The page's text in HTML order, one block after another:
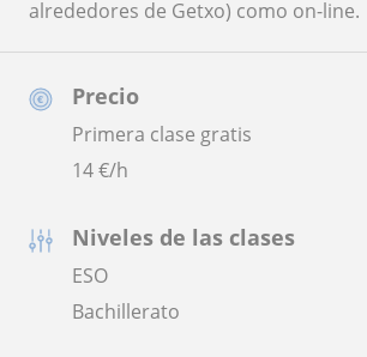
Precio
Primera clase gratis
14€/h
Niveles de las clases
ESO
Bachillerato
alrededores de Getxo) como on-line.